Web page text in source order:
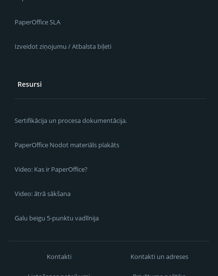
PaperOffice SLA
Izveidot ziņojumu / Atbalsta biļeti
Resursi
Sertifikācija un procesa dokumentācija.
PaperOffice Nodot materiāls plakāts
Video: Kas ir PaperOffice?
Video: ātrā sākšana
Galu beigu 5-punktu vadlīnija
Kontakti Kontakti un adreses